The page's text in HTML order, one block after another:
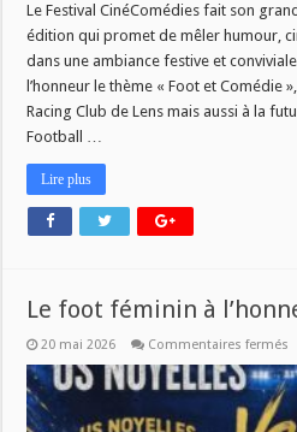
Le Festival CinéComédies fait son
édition qui promet de mêler humour,
dans une ambiance festive et
l’honneur le thème « Foot et Comédie
Racing Club de Lens mais aussi à la
Football …
Lire plus
Le foot féminin à
20 mai 2026 Commentaires fermés